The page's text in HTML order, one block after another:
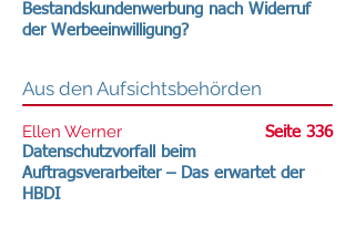
Bestandskundenwerbung nach Widerruf
der Werbeeinwilligung?
Aus den Aufsichtsbehörden
Ellen Werner
Datenschutzvorfall beim
Auftragsverarbeiter – Das erwartet der
HBDI
Seite 336